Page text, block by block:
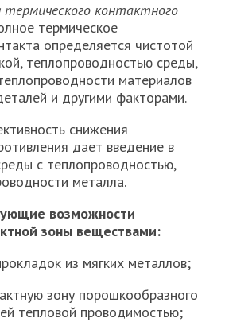
контактного
термическое
определяется чистотой
теплопроводностью среды,
материалов
и другими факторами.
снижения
дает введение в
с теплопроводностью,
металла.
возможности
зоны веществами:
из мягких металлов;
зону порошкообразного
тепловой проводимостью;